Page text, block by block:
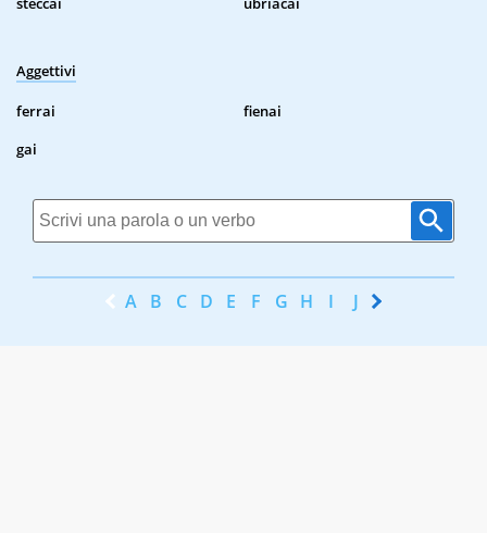
Aggettivi
ferrai
fienai
gai
A B C D E F G H I J K